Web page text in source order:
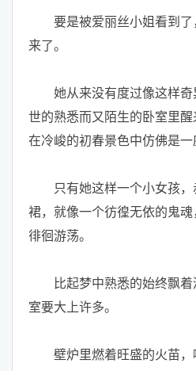
要是被爱丽丝小姐看到了
来了。
她从来没有度过像这样奇
世的熟悉而又陌生的卧室里
在冷峻的初春景色中仿佛是一
只有她这样一个小女孩，
裙，就像一个彷徨无依的鬼
徘徊游荡。
比起梦中熟悉的始终飘着
室要大上许多。
壁炉里燃着旺盛的火苗，